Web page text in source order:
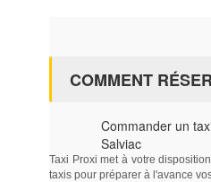
COMMENT
Commander un
Salviac
Taxi Proxi met à votre
taxis pour préparer à l'avance